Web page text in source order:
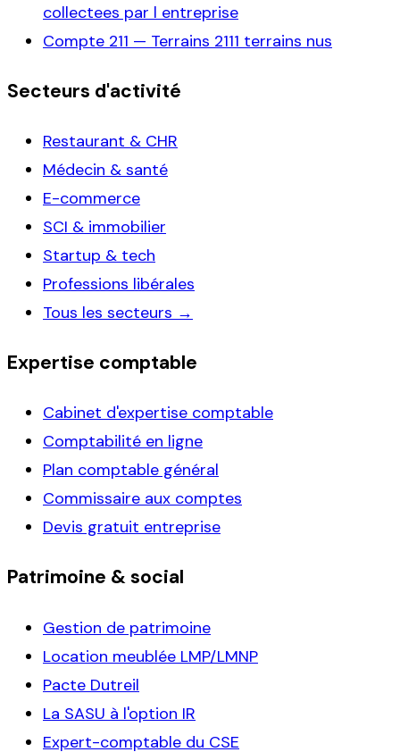
collectees par l entreprise
Compte 211 — Terrains 2111 terrains nus
Secteurs d'activité
Restaurant & CHR
Médecin & santé
E-commerce
SCI & immobilier
Startup & tech
Professions libérales
Tous les secteurs →
Expertise comptable
Cabinet d'expertise comptable
Comptabilité en ligne
Plan comptable général
Commissaire aux comptes
Devis gratuit entreprise
Patrimoine & social
Gestion de patrimoine
Location meublée LMP/LMNP
Pacte Dutreil
La SASU à l'option IR
Expert-comptable du CSE